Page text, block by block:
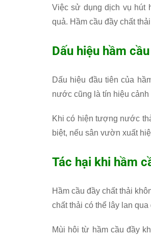
Việc sử dụng dịch vụ hút
quả. Hầm cầu đầy chất
Dấu hiệu hầm
Dấu hiệu đầu tiên của
nước cũng là tín hiệu cảnh
Khi có hiện tượng nước
biệt, nếu sân vườn xuất
Tác hại khi hầm
Hầm cầu đầy chất thải
chất thải có thể lây lan
Mùi hôi từ hầm cầu đầy